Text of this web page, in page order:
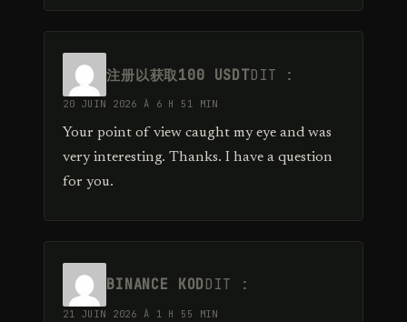
注册以获取100 USDTDIT :
20 JUIN 2026 À 6 H 51 MIN
Your point of view caught my eye and was
very interesting. Thanks. I have a question
for you.
BINANCE KODDIT :
21 JUIN 2026 À 1 H 55 MIN